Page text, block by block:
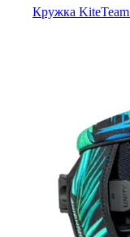
Кружка KiteTeam